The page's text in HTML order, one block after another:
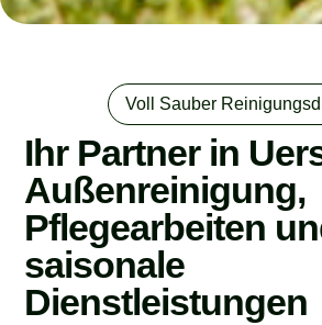
Voll Sauber
Ihr Partner in
Außenreinigung,
Pflegearbeiten
saisonale
Dienstleistungen